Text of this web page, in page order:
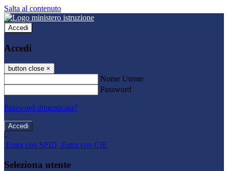
Salta al contenuto
Accedi
Accedi
button close ×
Nome Utente
Password
Password dimenticata?
-
Entra con SPID Entra con CIE
Seleziona utente